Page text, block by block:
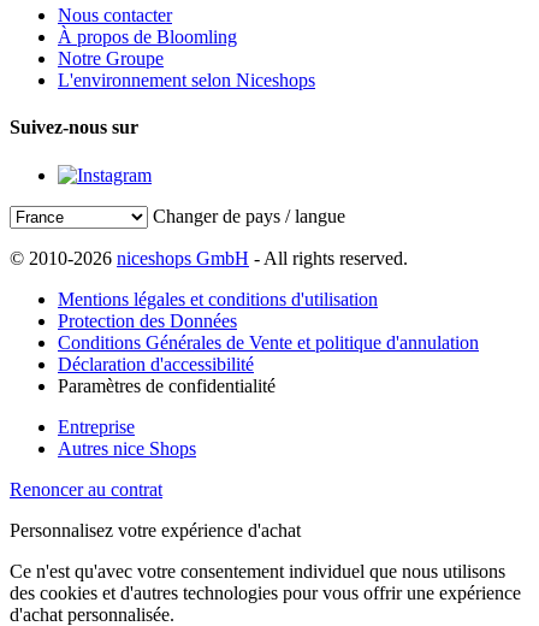
Nous contacter
À propos de Bloomling
Notre Groupe
L'environnement selon Niceshops
Suivez-nous sur
Changer de pays / langue
© 2010-2026 niceshops GmbH - All rights reserved.
Mentions légales et conditions d'utilisation
Protection des Données
Conditions Générales de Vente et politique d'annulation
Déclaration d'accessibilité
Paramètres de confidentialité
Entreprise
Autres nice Shops
Renoncer au contrat
Personnalisez votre expérience d'achat
Ce n'est qu'avec votre consentement individuel que nous utilisons
des cookies et d'autres technologies pour vous offrir une expérience
d'achat personnalisée.